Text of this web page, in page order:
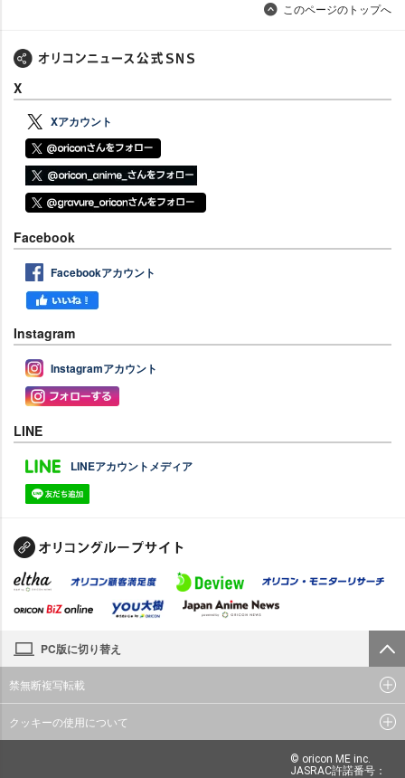
このページのトップへ
X
Xアカウント
Facebook
Facebookアカウント
Instagram
Instagramアカウント
LINE
LINEアカウントメディア
PC版に切り替え
禁無断複写転載
クッキーの使用について
© oricon ME inc.
JASRAC許諾番号：